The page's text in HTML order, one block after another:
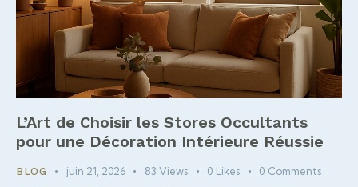
L’Art de Choisir les Stores Occultants
pour une Décoration Intérieure Réussie
BLOG juin 21, 2026 83 Views 0 Likes 0 Comments